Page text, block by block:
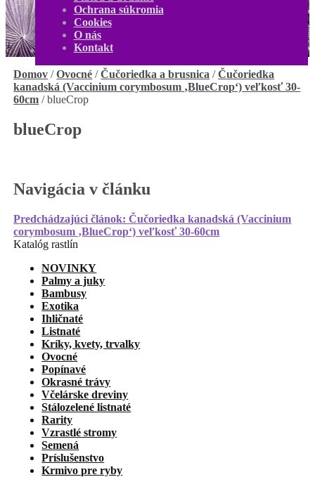
KontaktOchrana súkromia
Cookies
O nás
Kontakt
€ 0 produktov
Domov /Ovocné /Čučoriedka a brusnica /Čučoriedka
kanadská (Vaccinium corymbosum ‚BlueCrop‘) veľkosť 30-
60cm /blueCrop
blueCrop
Navigácia v článku
Predchádzajúci článok:Čučoriedka kanadská (Vaccinium
corymbosum ‚BlueCrop‘) veľkosť 30-60cm
Katalóg rastlín
NOVINKY
Palmy a juky
Bambusy
Exotika
Ihličnaté
Listnaté
Kríky, kvety, trvalky
Ovocné
Popínavé
Okrasné trávy
Včelárske dreviny
Stálozelené listnaté
Rarity
Vzrastlé stromy
Semená
Príslušenstvo
Krmivo pre ryby